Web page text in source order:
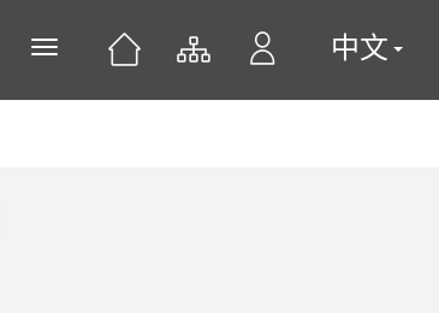
展開或關閉主選單 中文